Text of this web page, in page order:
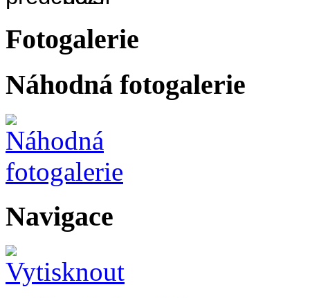
Fotogalerie
Náhodná fotogalerie
Navigace